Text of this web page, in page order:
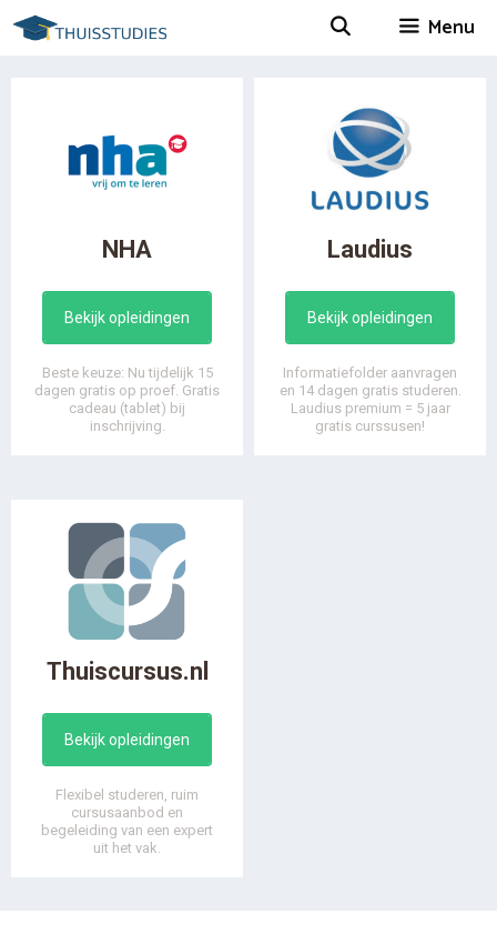
Spring
naar
Menu
NHA
Bekijk opleidingen
Beste keuze: Nu tijdelijk 15
dagen gratis op proef. Gratis
cadeau (tablet) bij
inschrijving.
Laudius
Bekijk opleidingen
Informatiefolder aanvragen
en 14 dagen gratis studeren.
Laudius premium = 5 jaar
gratis curssusen!
Thuiscursus.nl
Bekijk opleidingen
Flexibel studeren, ruim
cursusaanbod en
begeleiding van een expert
uit het vak.